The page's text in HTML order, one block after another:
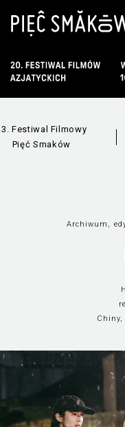
Festiwal Filmowy
Pięć Smaków
Archiwum,
Chiny,